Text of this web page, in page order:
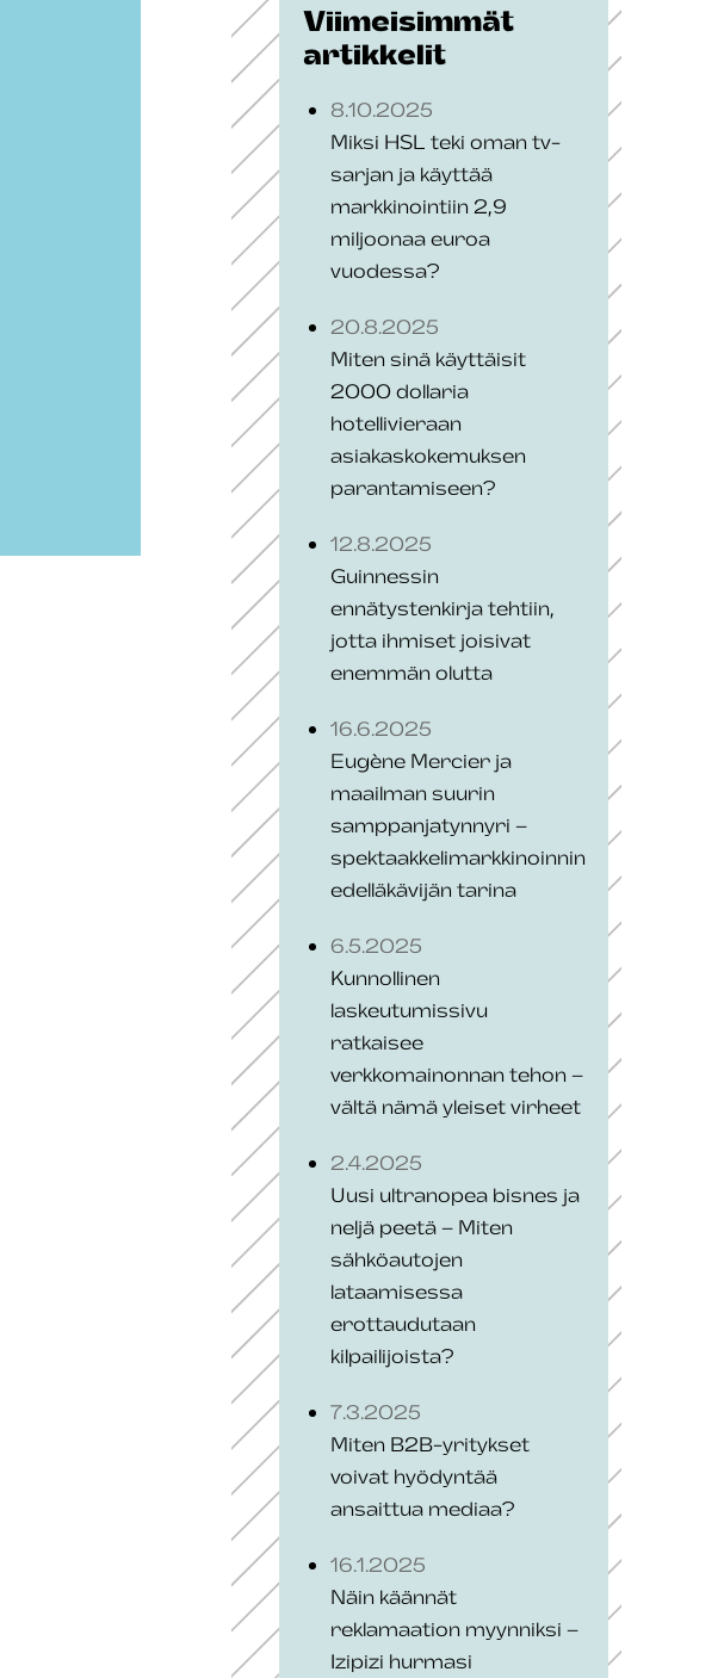
Viimeisimmät
artikkelit
8.10.2025
Miksi HSL teki oman tv-
sarjan ja käyttää
markkinointiin 2,9
miljoonaa euroa
vuodessa?
20.8.2025
Miten sinä käyttäisit
2000 dollaria
hotellivieraan
asiakaskokemuksen
parantamiseen?
12.8.2025
Guinnessin
ennätystenkirja tehtiin,
jotta ihmiset joisivat
enemmän olutta
16.6.2025
Eugène Mercier ja
maailman suurin
samppanjatynnyri –
spektaakkelimarkkinoinnin
edelläkävijän tarina
6.5.2025
Kunnollinen
laskeutumissivu
ratkaisee
verkkomainonnan tehon –
vältä nämä yleiset virheet
2.4.2025
Uusi ultranopea bisnes ja
neljä peetä – Miten
sähköautojen
lataamisessa
erottaudutaan
kilpailijoista?
7.3.2025
Miten B2B-yritykset
voivat hyödyntää
ansaittua mediaa?
16.1.2025
Näin käännät
reklamaation myynniksi –
Izipizi hurmasi